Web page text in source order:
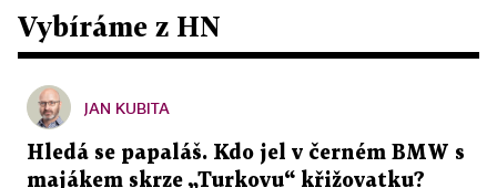
Vybíráme z HN
JAN KUBITA
Hledá se papaláš. Kdo jel v černém BMW s
majákem skrze „Turkovu“ křižovatku?